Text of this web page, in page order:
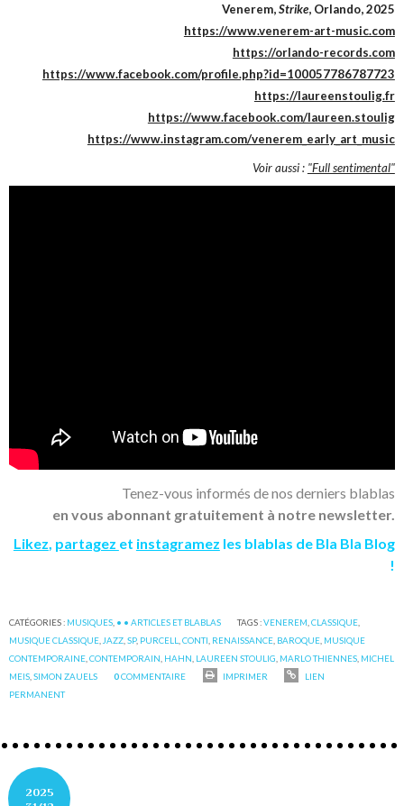
Venerem,Strike, Orlando, 2025
https://www.venerem-art-music.com
https://orlando-records.com
https://www.facebook.com/profile.php?id=100057786787723
https://laureenstoulig.fr
https://www.facebook.com/laureen.stoulig
https://www.instagram.com/venerem_early_art_music
Voir aussi : "Full sentimental"
Tenez-vous informés de nos derniers blablas
en vous abonnant gratuitement à notre newsletter.
Likez, partagez et instagramez les blablas de Bla Bla Blog
!
CATÉGORIES : MUSIQUES • • ARTICLES ET BLABLAS TAGS :VENEREM ,CLASSIQUE
MUSIQUE CLASSIQUE JAZZ ,SP, PURCELL ,CONTI RENAISSANCE BAROQUE MUSIQUE
CONTEMPORAINE ,CONTEMPORAIN HAHN LAUREEN STOULIG MARLO THIENNES MICHEL
MEIS ,SIMON ZAUELS 0COMMENTAIRE IMPRIMER
LIEN
PERMANENT
2025